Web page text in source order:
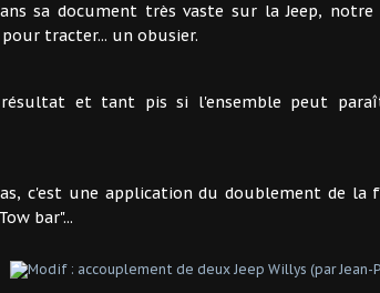
sa document très vaste sur la Jeep,
tracter... un obusier.
résultat et tant pis si l'ensemble peut
c'est une application du doublement de la
bar"...